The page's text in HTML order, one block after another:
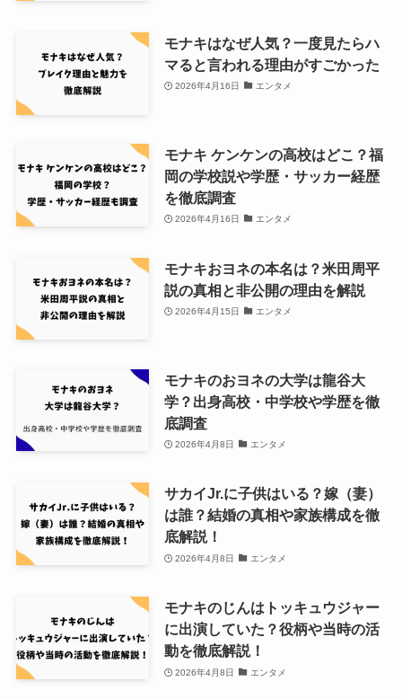
モナキはなぜ人気？一度見たらハ
マると言われる理由がすごかった
2026年4月16日 エンタメ
モナキ ケンケンの高校はどこ？福
岡の学校説や学歴・サッカー経歴
を徹底調査
2026年4月16日 エンタメ
モナキおヨネの本名は？米田周平
説の真相と非公開の理由を解説
2026年4月15日 エンタメ
モナキのおヨネの大学は龍谷大
学？出身高校・中学校や学歴を徹
底調査
2026年4月8日 エンタメ
サカイJr.に子供はいる？嫁（妻）
は誰？結婚の真相や家族構成を徹
底解説！
2026年4月8日 エンタメ
モナキのじんはトッキュウジャー
に出演していた？役柄や当時の活
動を徹底解説！
2026年4月8日 エンタメ